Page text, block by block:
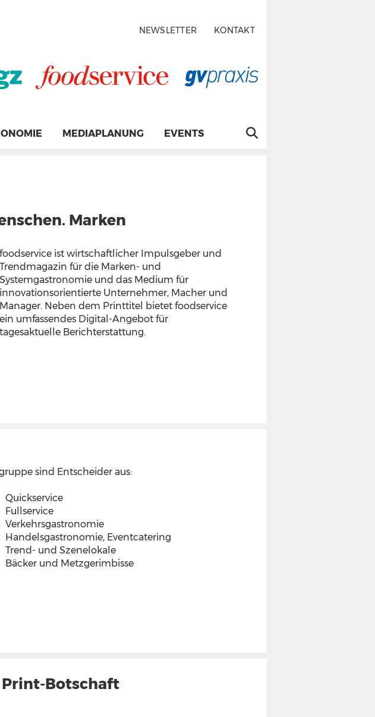
NEWSLETTER KONTAKT
MEDIAPLANUNG EVENTS
Marken
foodservice ist wirtschaftlicher Impulsgeber und
Trendmagazin für die Marken- und
Systemgastronomie und das Medium für
innovationsorientierte Unternehmer, Macher und
Manager. Neben dem Printtitel bietet foodservice
ein umfassendes Digital-Angebot für
tagesaktuelle Berichterstattung.
sind Entscheider aus:
Quickservice
Fullservice
Verkehrsgastronomie
Handelsgastronomie, Eventcatering
Trend- und Szenelokale
Bäcker und Metzgerimbisse
Botschaft